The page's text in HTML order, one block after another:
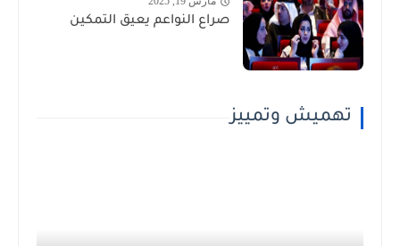
صراع النواعم يعيق التمكين
تهميش وتمييز